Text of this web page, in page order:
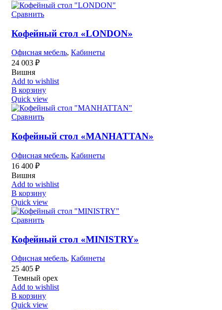
Сравнить
Кофейный стол «LONDON»
Офисная мебель, Кабинеты
24 003 ₽
Вишня
Add to wishlist
В корзину
Quick view
Сравнить
Кофейный стол «MANHATTAN»
Офисная мебель, Кабинеты
16 400 ₽
Вишня
Add to wishlist
В корзину
Quick view
Сравнить
Кофейный стол «MINISTRY»
Офисная мебель, Кабинеты
25 405 ₽
Темный орех
Add to wishlist
В корзину
Quick view